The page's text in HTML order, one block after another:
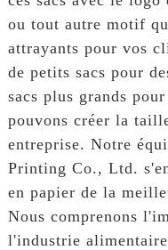
ou tout autre motif
attrayants pour vos
de petits sacs pour
sacs plus grands
pouvons créer la
entreprise. Notre
Printing Co., Ltd.
en papier de la
Nous comprenons
l'industrie